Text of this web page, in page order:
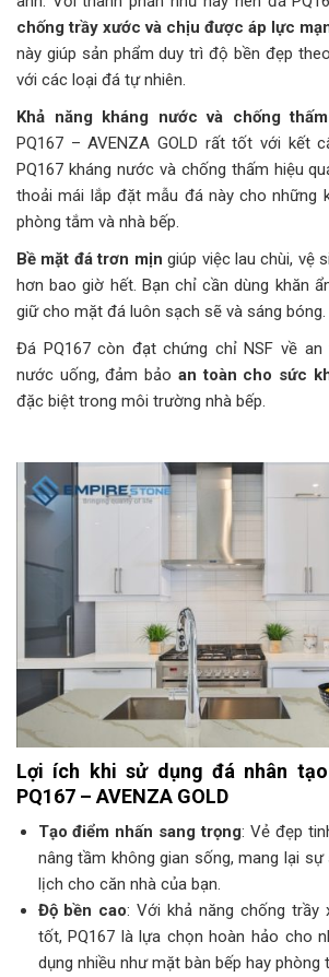
chống trầy xước và chịu được áp lực
này giúp sản phẩm duy trì độ bền đẹp
với các loại đá tự nhiên.
Khả năng kháng nước và chống thấm
PQ167 – AVENZA GOLD rất tốt với kết
PQ167 kháng nước và chống thấm hiệu
thoải mái lắp đặt mẫu đá này cho những
phòng tắm và nhà bếp.
Bề mặt đá trơn mịn giúp việc lau chùi, vệ
hơn bao giờ hết. Bạn chỉ cần dùng khăn
giữ cho mặt đá luôn sạch sẽ và sáng bóng.
Đá PQ167 còn đạt chứng chỉ NSF về
nước uống, đảm bảo an toàn cho sức
đặc biệt trong môi trường nhà bếp.
Lợi ích khi sử dụng đá nhân
PQ167 – AVENZA GOLD
Tạo điểm nhấn sang trọng: Vẻ đẹp
nâng tầm không gian sống, mang lại
lịch cho căn nhà của bạn.
Độ bền cao: Với khả năng chống trầy
tốt, PQ167 là lựa chọn hoàn hảo cho
dụng nhiều như mặt bàn bếp hay phòng